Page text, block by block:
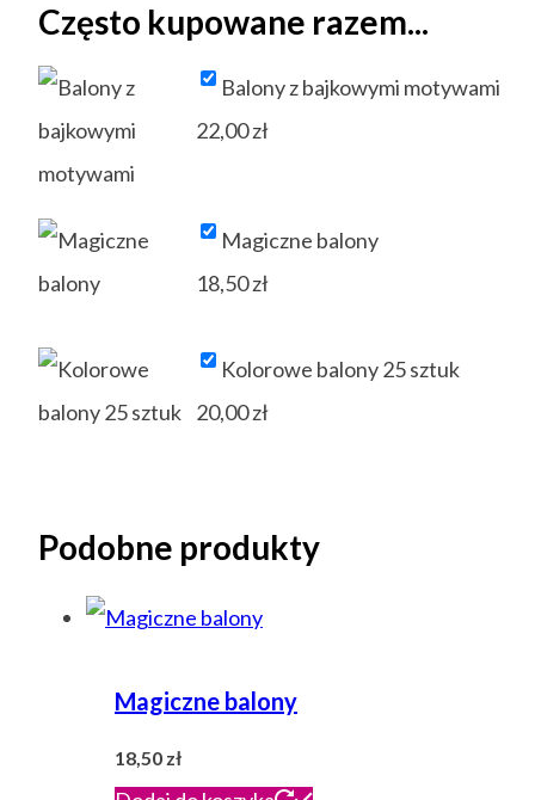
Często kupowane razem...
Balony z bajkowymi motywami
22,00zł
Magiczne balony
18,50zł
Kolorowe balony 25 sztuk
20,00zł
Podobne produkty
Magiczne balony
18,50 zł